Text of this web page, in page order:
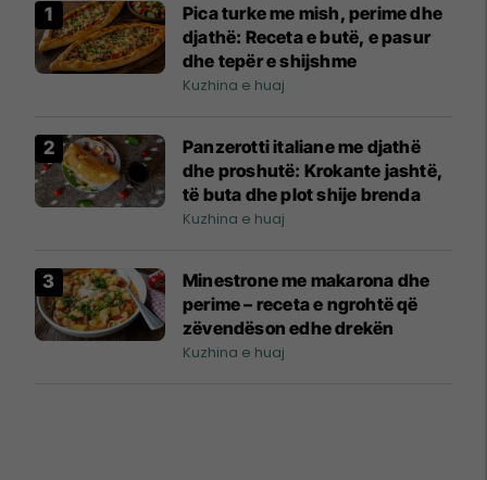
Pica turke me mish, perime dhe
djathë: Receta e butë, e pasur
dhe tepër e shijshme
Kuzhina e huaj
Panzerotti italiane me djathë
dhe proshutë: Krokante jashtë,
të buta dhe plot shije brenda
Kuzhina e huaj
Minestrone me makarona dhe
perime – receta e ngrohtë që
zëvendëson edhe drekën
Kuzhina e huaj